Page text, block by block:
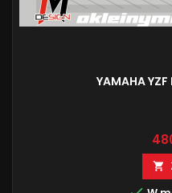
YAMAHA YZF
